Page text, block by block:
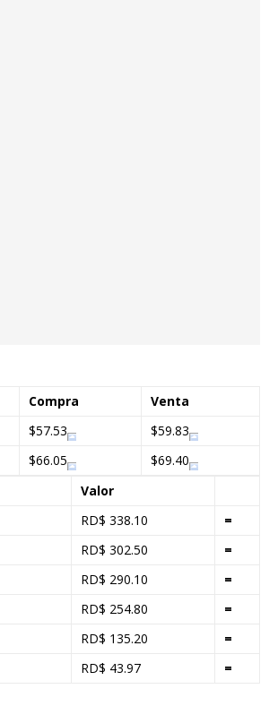
Compra
Venta
$57.53
$59.83
$66.05
$69.40
Valor
RD$ 338.10
=
RD$ 302.50
=
RD$ 290.10
=
RD$ 254.80
=
RD$ 135.20
=
RD$ 43.97 =